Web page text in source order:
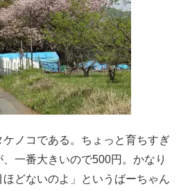
ノコである。ちょっと育ちすぎ
一番大きいので500円。かなり
どないのよ」というばーちゃん